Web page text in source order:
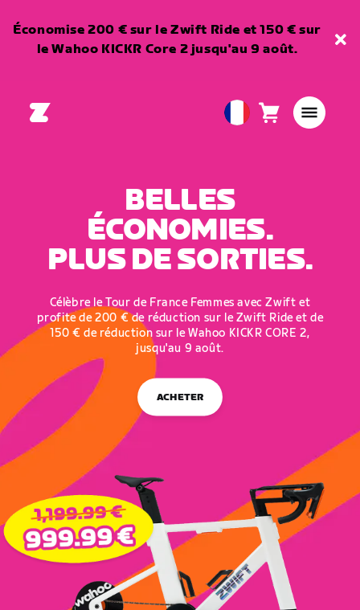
Économise 200 € sur le Zwift Ride et 150 € sur
le Wahoo KICKR Core 2 jusqu'au 9 août.
EuropeanPanier0
BELLES
ÉCONOMIES.
PLUS DE SORTIES.
Célèbre le Tour de France Femmes avec Zwift et
profite de 200 € de réduction sur le Zwift Ride et de
150 € de réduction sur le Wahoo KICKR CORE 2,
jusqu'au 9 août.
ACHETER